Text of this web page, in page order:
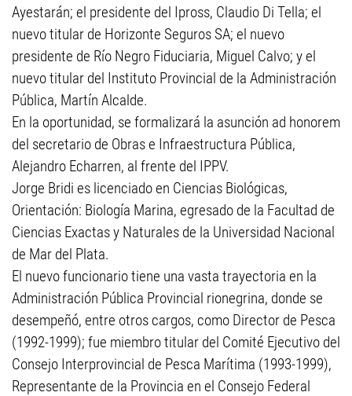
Ayestarán; el presidente del Ipross, Claudio Di Tella; el
nuevo titular de Horizonte Seguros SA; el nuevo
presidente de Río Negro Fiduciaria, Miguel Calvo; y el
nuevo titular del Instituto Provincial de la Administración
Pública, Martín Alcalde.
En la oportunidad, se formalizará la asunción ad honorem
del secretario de Obras e Infraestructura Pública,
Alejandro Echarren, al frente del IPPV.
Jorge Bridi es licenciado en Ciencias Biológicas,
Orientación: Biología Marina, egresado de la Facultad de
Ciencias Exactas y Naturales de la Universidad Nacional
de Mar del Plata.
El nuevo funcionario tiene una vasta trayectoria en la
Administración Pública Provincial rionegrina, donde se
desempeñó, entre otros cargos, como Director de Pesca
(1992-1999); fue miembro titular del Comité Ejecutivo del
Consejo Interprovincial de Pesca Marítima (1993-1999),
Representante de la Provincia en el Consejo Federal